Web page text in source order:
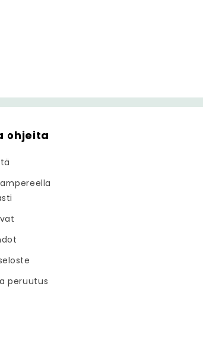
ohjeita
peruutus